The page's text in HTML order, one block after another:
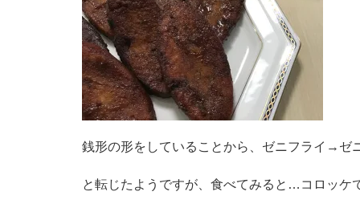
銭形の形をしていることから、ゼニフライ→ゼ
と転じたようですが、食べてみると…コロッケ